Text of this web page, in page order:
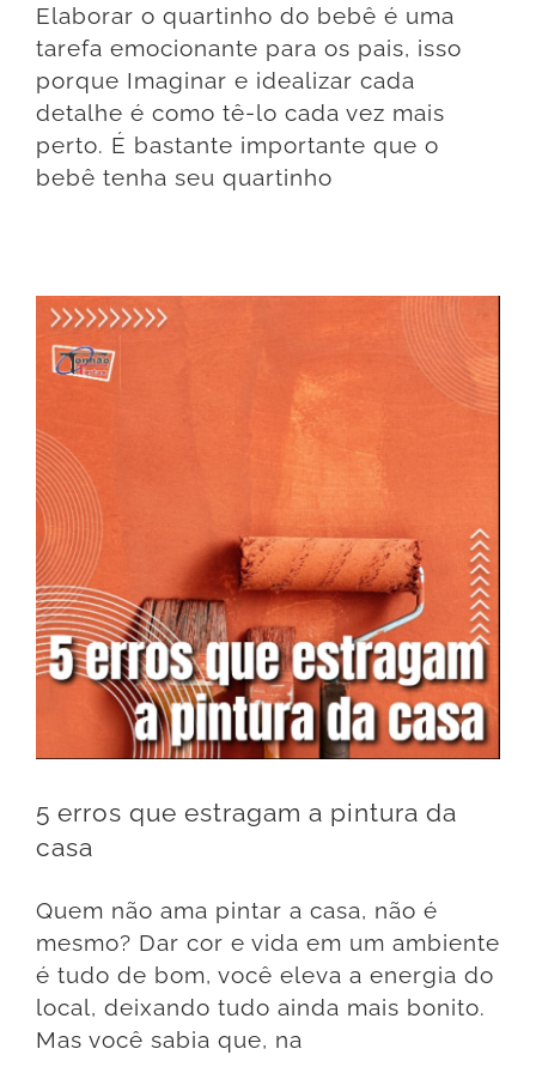
Elaborar o quartinho do bebê é uma
tarefa emocionante para os pais, isso
porque Imaginar e idealizar cada
detalhe é como tê-lo cada vez mais
perto. É bastante importante que o
bebê tenha seu quartinho
5 erros que estragam a pintura da
casa
Quem não ama pintar a casa, não é
mesmo? Dar cor e vida em um ambiente
é tudo de bom, você eleva a energia do
local, deixando tudo ainda mais bonito.
Mas você sabia que, na